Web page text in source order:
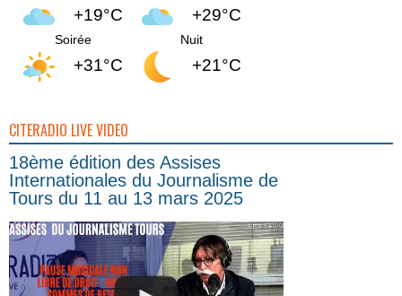
+19°C +29°C
Soirée
+31°C
Nuit
+21°C
CITERADIO LIVE VIDEO
18ème édition des Assises
Internationales du Journalisme de
Tours du 11 au 13 mars 2025